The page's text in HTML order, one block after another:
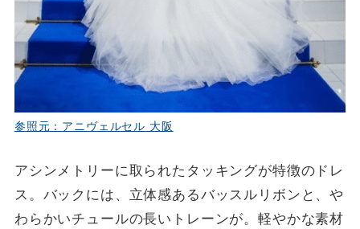
参照元：アニヴェルセル 大阪
アシンメトリーに取られたタッキングが特徴のドレ
ス。バックには、立体感あるバッスルリボンと、や
わらかいチュールの長いトレーンが。軽やかな素材